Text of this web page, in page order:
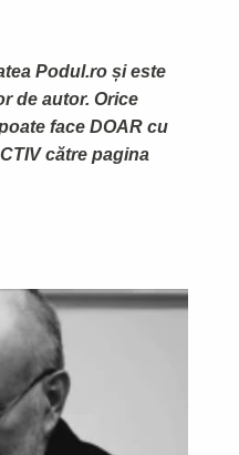
Podul.ro și este
de autor. Orice
face DOAR cu
către pagina